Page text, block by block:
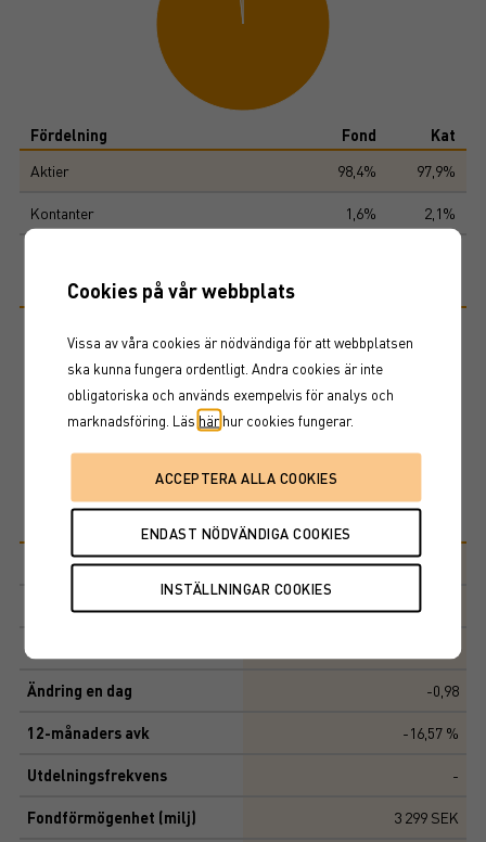
View as data table, Chart
End of interactive chart.
Fördelning Fond
Kat
Aktier
98,4% 97,9%
Kontanter 1,6% 2,1%
Riskinformation
Historisk avkastning är ingen garanti för framtida avkastning. De
pengar som placeras i fonden kan både öka och minska i värde och
det är inte säkert att du får tillbaka hela det insatta kapitalet. Ta del
av fondens faktablad och informationsbroschyr innan köp av
Morningstar-kategori Sverige, små-/medelstora bolag
SE0010134288
Ändring en dag -0,98
12-månaders avk -16,57 %
Utdelningsfrekvens -
Fondförmögenhet (milj) 3 299 SEK
Cookies på vår webbplats
Vissa av våra cookies är nödvändiga för att webbplatsen
ska kunna fungera ordentligt. Andra cookies är inte
obligatoriska och används exempelvis för analys och
marknadsföring. Läs härhur cookies fungerar.